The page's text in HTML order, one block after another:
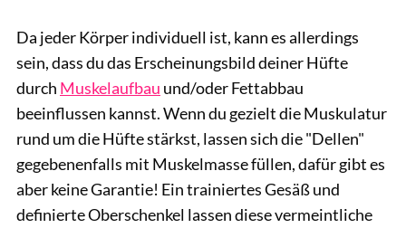
Da jeder Körper individuell ist, kann es allerdings
sein, dass du das Erscheinungsbild deiner Hüfte
durch Muskelaufbau und/oder Fettabbau
beeinflussen kannst. Wenn du gezielt die Muskulatur
rund um die Hüfte stärkst, lassen sich die "Dellen"
gegebenenfalls mit Muskelmasse füllen, dafür gibt es
aber keine Garantie! Ein trainiertes Gesäß und
definierte Oberschenkel lassen diese vermeintliche